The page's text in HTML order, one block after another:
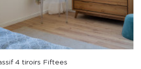
4 tiroirs Fiftees